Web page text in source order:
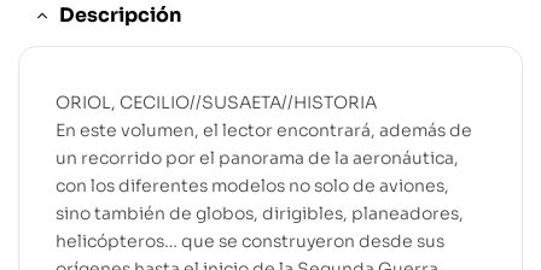
Descripción
ORIOL, CECILIO//SUSAETA//HISTORIA
En este volumen, el lector encontrará, además de
un recorrido por el panorama de la aeronáutica,
con los diferentes modelos no solo de aviones,
sino también de globos, dirigibles, planeadores,
helicópteros… que se construyeron desde sus